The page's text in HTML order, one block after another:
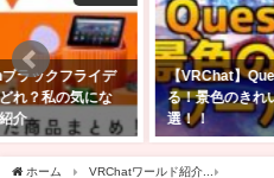
【VRChat】Quest単機でも行け
る！景色のきれいなワールド10
選！！
ホーム VRChatワールド紹介